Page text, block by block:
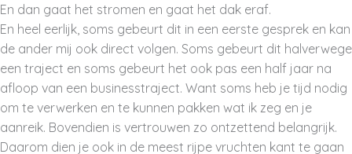
En dan gaat het stromen en gaat het dak eraf.
En heel eerlijk, soms gebeurt dit in een eerste gesprek en kan
de ander mij ook direct volgen. Soms gebeurt dit halverwege
een traject en soms gebeurt het ook pas een half jaar na
afloop van een businesstraject. Want soms heb je tijd nodig
om te verwerken en te kunnen pakken wat ik zeg en je
aanreik. Bovendien is vertrouwen zo ontzettend belangrijk.
Daarom dien je ook in de meest rijpe vruchten kant te gaan